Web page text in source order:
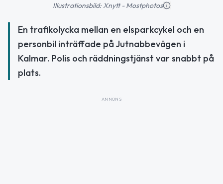
Illustrationsbild: Xnytt - Mostphotos
En trafikolycka mellan en elsparkcykel och en
personbil inträffade på Jutnabbevägen i
Kalmar. Polis och räddningstjänst var snabbt på
plats.
ANNONS